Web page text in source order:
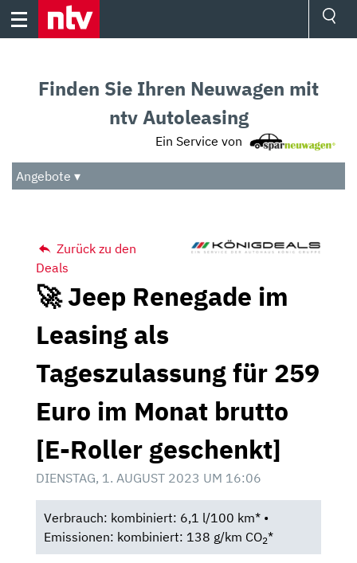
Skip
Audio
Das Beste
Finden Sie Ihren Neuwagen mit
ntv Autoleasing
Ein Service von
Angebote ▾
Zurück zu den
Deals
🚀 Jeep Renegade im
Leasing als
Tageszulassung für 259
Euro im Monat brutto
[E-Roller geschenkt]
DIENSTAG, 1. AUGUST 2023 UM 16:06
Verbrauch: kombiniert: 6,1 l/100 km* •
Emissionen: kombiniert: 138 g/km CO2*